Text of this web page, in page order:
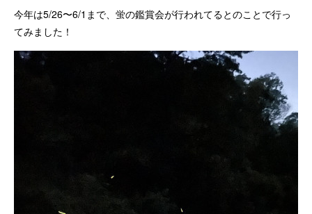
今年は5/26〜6/1まで、蛍の鑑賞会が行われてるとのことで行っ
てみました！